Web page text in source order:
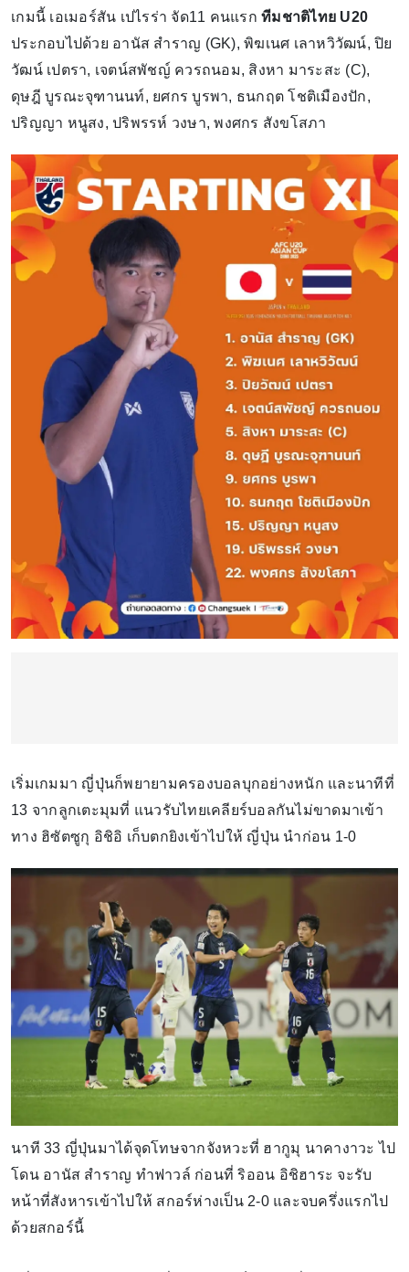
เกมนี้ เอเมอร์สัน เปไรร่า จัด11 คนแรก ทีมชาติไทย U20
ประกอบไปด้วย อานัส สำราญ (GK), พิฆเนศ เลาหวิวัฒน์, ปิย
วัฒน์ เปตรา, เจตน์สพัชญ์ ควรถนอม, สิงหา มาระสะ (C),
ดุษฎี บูรณะจุฑานนท์, ยศกร บูรพา, ธนกฤต โชติเมืองปัก,
ปริญญา หนูสง, ปริพรรห์ วงษา, พงศกร สังขโสภา
เริ่มเกมมา ญี่ปุ่นก็พยายามครองบอลบุกอย่างหนัก และนาทีที่
13 จากลูกเตะมุมที่ แนวรับไทยเคลียร์บอลกันไม่ขาดมาเข้า
ทาง ฮิซัตซูกุ อิชิอิ เก็บตกยิงเข้าไปให้ ญี่ปุ่น นำก่อน 1-0
นาที 33 ญี่ปุ่นมาได้จุดโทษจากจังหวะที่ ฮากูมุ นาคางาวะ ไป
โดน อานัส สำราญ ทำฟาวล์ ก่อนที่ ริออน อิชิฮาระ จะรับ
หน้าที่สังหารเข้าไปให้ สกอร์ห่างเป็น 2-0 และจบครึ่งแรกไป
ด้วยสกอร์นี้